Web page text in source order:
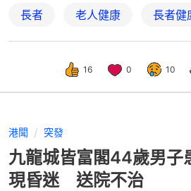
長者 老人健康 長者健
16 0 10
港聞 突發
九龍城皆富閣44歲男
現昏迷 送院不治